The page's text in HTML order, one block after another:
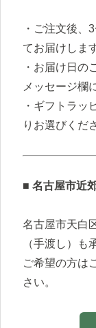
・ご注文後、
てお届けしま
・お届け日の
メッセージ欄
・ギフトラッ
りお選びくだ
■ 名古屋市近
名古屋市天白
（手渡し）も
ご希望の方は
さい。